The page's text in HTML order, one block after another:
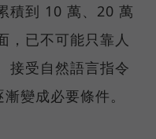
積到 10 萬、20 萬
，已不可能只靠人
接受自然語言指令
變成必要條件。